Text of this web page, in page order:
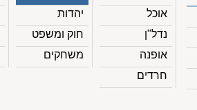
אוכל
נדל"ן
אופנה
חרדים
יהדות
חוק ומשפט
משחקים